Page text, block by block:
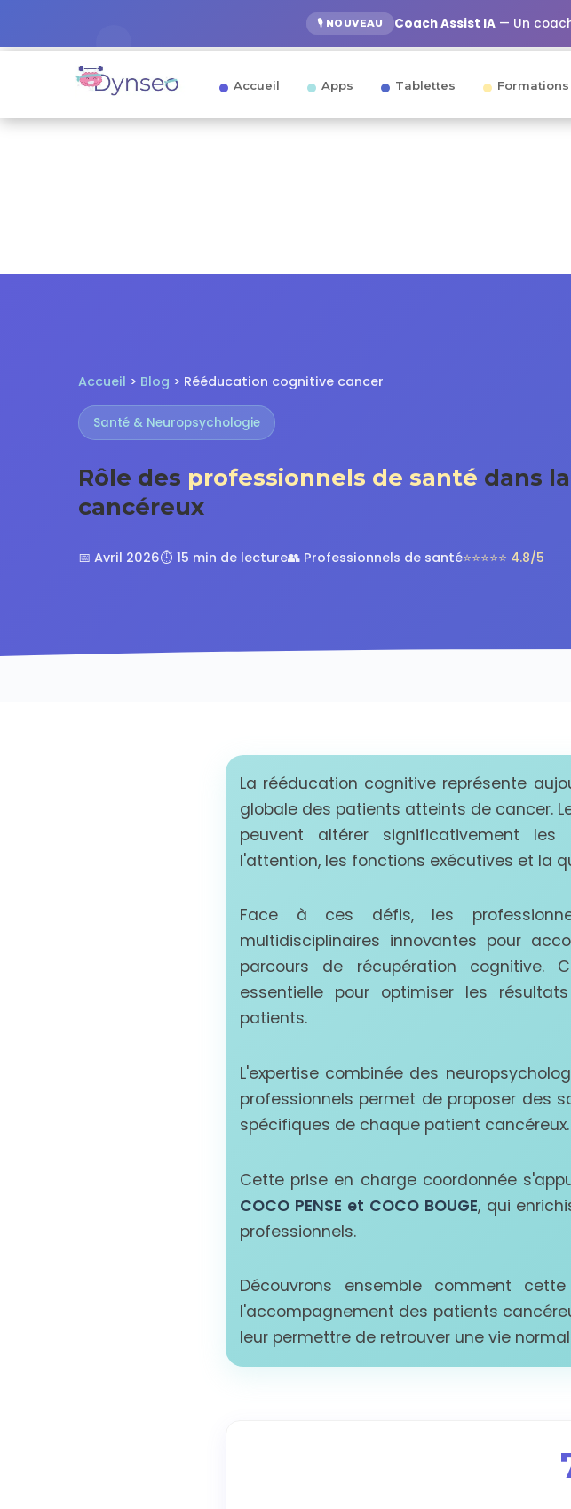
🎙️ NOUVEAU Coach Assist IA— Un
Accueil Apps Tablettes Formations
Accueil > Blog > Rééducation cognitive cancer
Santé & Neuropsychologie
Rôle des professionnels de santé dans
cancéreux
📅 Avril 2026⏱️ 15 min de lecture👥 Professionnels de santé⭐⭐⭐⭐⭐ 4.8/5
La rééducation cognitive représente
globale des patients atteints de cancer.
peuvent altérer significativement
l'attention, les fonctions exécutives et la
Face à ces défis, les
multidisciplinaires innovantes pour
parcours de récupération cognitive.
essentielle pour optimiser les
patients.
L'expertise combinée des
professionnels permet de proposer des
spécifiques de chaque patient cancéreux.
Cette prise en charge coordonnée
COCO PENSE et COCO BOUGE, qui
professionnels.
Découvrons ensemble comment
l'accompagnement des patients
leur permettre de retrouver une vie